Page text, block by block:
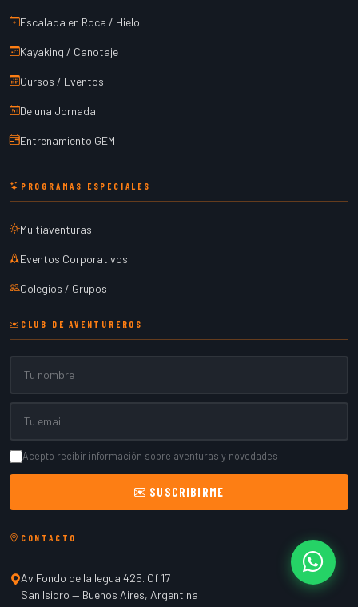
Escalada en Roca / Hielo
Kayaking / Canotaje
Cursos / Eventos
De una Jornada
Entrenamiento GEM
PROGRAMAS ESPECIALES
Multiaventuras
Eventos Corporativos
Colegios / Grupos
CLUB DE AVENTUREROS
Acepto recibir información sobre aventuras y novedades
SUSCRIBIRME
CONTACTO
Av Fondo de la legua 425. Of 17
San Isidro — Buenos Aires, Argentina